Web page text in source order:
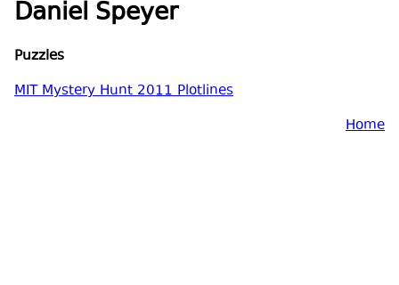
Daniel Speyer
Puzzles
MIT Mystery Hunt 2011 Plotlines
Home